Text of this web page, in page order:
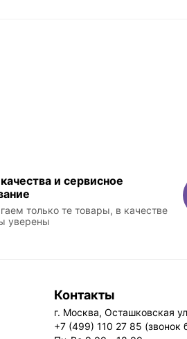
и сервисное
только те товары, в качестве
уверены
Контакты
г. Москва, Осташковская
+7 (499) 110 27 85 (звонок